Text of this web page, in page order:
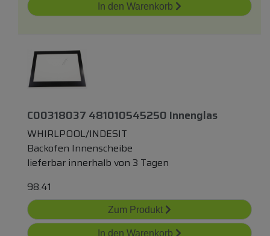
In den Warenkorb
C00318037 481010545250 Innenglas
WHIRLPOOL/INDESIT
Backofen Innenscheibe
lieferbar innerhalb von 3 Tagen
98.41
Zum Produkt
In den Warenkorb